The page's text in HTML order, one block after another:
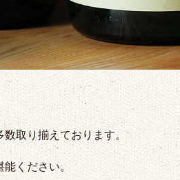
数取り揃えております。
能ください。